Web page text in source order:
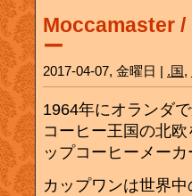
Moccamaster /
ー
2017-04-07, 金曜日 | .国,
1964年にオランダ
コーヒー王国の北
ップコーヒーメーカ
カップワンは世界